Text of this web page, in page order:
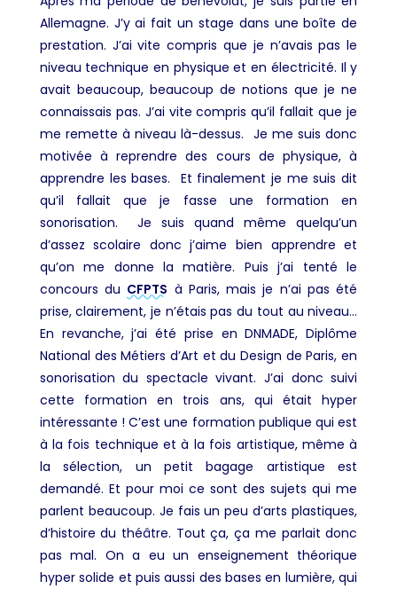
Allemagne. J’y ai fait un stage dans une boîte de
prestation. J’ai vite compris que je n’avais pas le
niveau technique en physique et en électricité. Il y
avait beaucoup, beaucoup de notions que je ne
connaissais pas. J’ai vite compris qu’il fallait que je
me remette à niveau là-dessus. Je me suis donc
motivée à reprendre des cours de physique, à
apprendre les bases. Et finalement je me suis dit
qu’il fallait que je fasse une formation en
sonorisation. Je suis quand même quelqu’un
d’assez scolaire donc j’aime bien apprendre et
qu’on me donne la matière. Puis j’ai tenté le
concours du CFPTS à Paris, mais je n’ai pas été
prise, clairement, je n’étais pas du tout au niveau…
En revanche, j’ai été prise en DNMADE, Diplôme
National des Métiers d’Art et du Design de Paris, en
sonorisation du spectacle vivant. J’ai donc suivi
cette formation en trois ans, qui était hyper
intéressante ! C’est une formation publique qui est
à la fois technique et à la fois artistique, même à
la sélection, un petit bagage artistique est
demandé. Et pour moi ce sont des sujets qui me
parlent beaucoup. Je fais un peu d’arts plastiques,
d’histoire du théâtre. Tout ça, ça me parlait donc
pas mal. On a eu un enseignement théorique
hyper solide et puis aussi des bases en lumière, qui